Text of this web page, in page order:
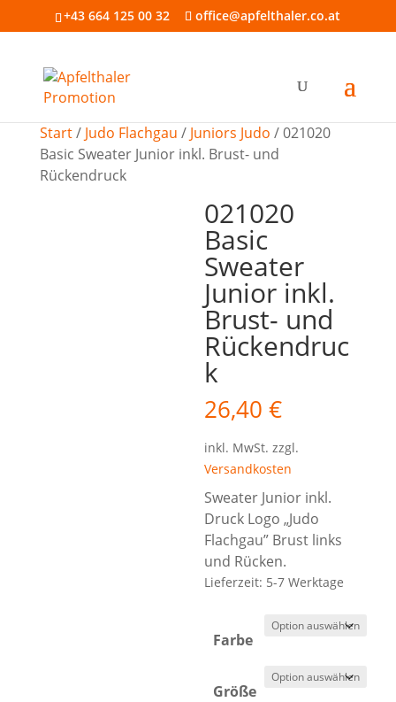
+43 664 125 00 32 office@apfelthaler.co.at
Start/ Judo Flachgau / Juniors Judo / 021020
Basic Sweater Junior inkl. Brust- und
Rückendruck
021020
Basic
Sweater
Junior inkl.
Brust- und
Rückendruc
k
26,40€
inkl. MwSt. zzgl.
Versandkosten
Sweater Junior inkl.
Druck Logo „Judo
Flachgau” Brust links
und Rücken.
Lieferzeit: 5-7 Werktage
Farbe
Größe